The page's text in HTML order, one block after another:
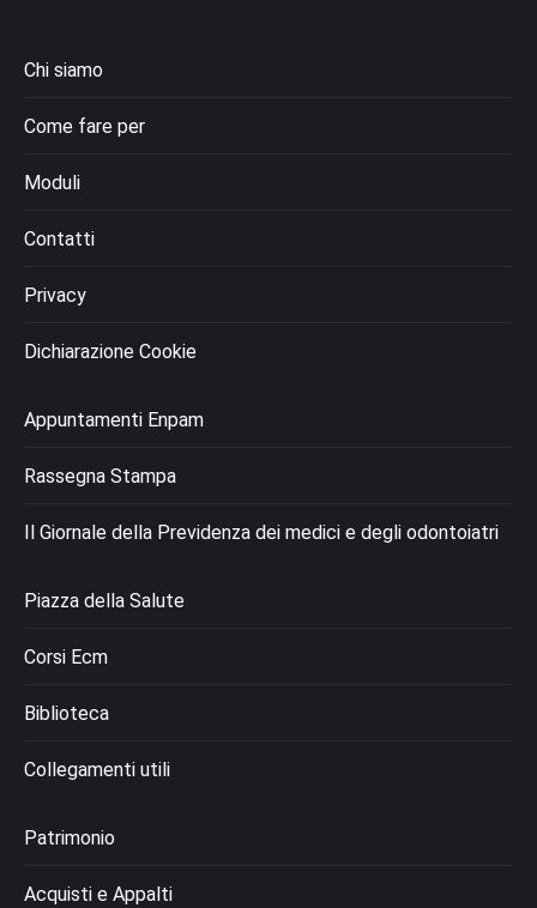
Chi siamo
Come fare per
Moduli
Contatti
Privacy
Dichiarazione Cookie
Appuntamenti Enpam
Rassegna Stampa
Il Giornale della Previdenza dei medici e degli odontoiatri
Piazza della Salute
Corsi Ecm
Biblioteca
Collegamenti utili
Patrimonio
Acquisti e Appalti